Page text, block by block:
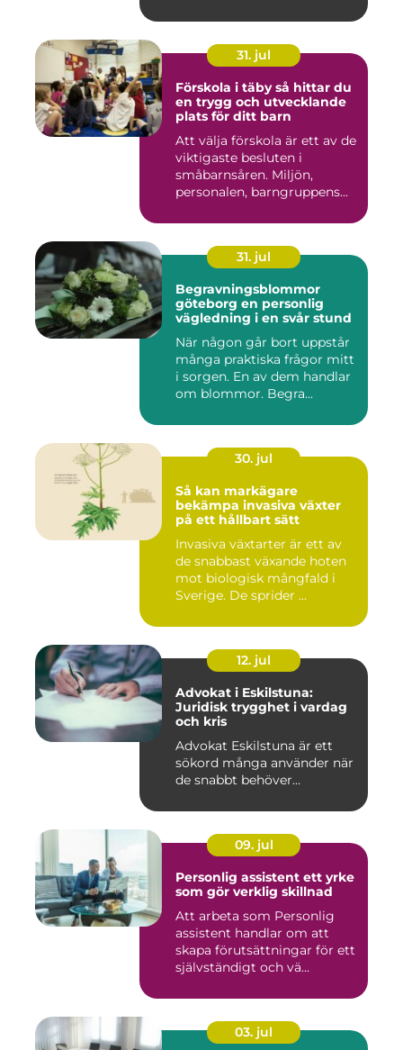
31. jul
Förskola i täby så hittar du
en trygg och utvecklande
plats för ditt barn
Att välja förskola är ett av de
viktigaste besluten i
småbarnsåren. Miljön,
personalen, barngruppens...
31. jul
Begravningsblommor
göteborg en personlig
vägledning i en svår stund
När någon går bort uppstår
många praktiska frågor mitt
i sorgen. En av dem handlar
om blommor. Begra...
30. jul
Så kan markägare
bekämpa invasiva växter
på ett hållbart sätt
Invasiva växtarter är ett av
de snabbast växande hoten
mot biologisk mångfald i
Sverige. De sprider ...
12. jul
Advokat i Eskilstuna:
Juridisk trygghet i vardag
och kris
Advokat Eskilstuna är ett
sökord många använder när
de snabbt behöver...
09. jul
Personlig assistent ett yrke
som gör verklig skillnad
Att arbeta som Personlig
assistent handlar om att
skapa förutsättningar för ett
självständigt och vä...
03. jul